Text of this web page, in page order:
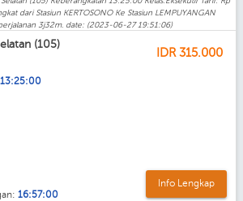
dari Stasiun KERTOSONO Ke Stasiun LEMPUYANGAN
3j32m. date: (2023-06-27 19:51:06)
(105)
IDR 315.000
13:25:00
16:57:00
Info Lengkap